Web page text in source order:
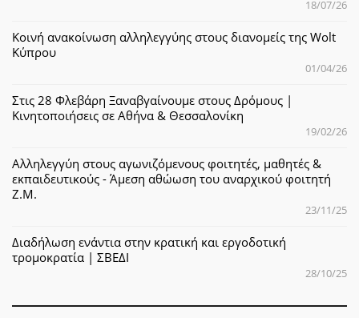
18/07/26
Κοινή ανακοίνωση αλληλεγγύης στους διανομείς της Wolt
Κύπρου
01/04/26
Στις 28 Φλεβάρη Ξαναβγαίνουμε στους Δρόμους |
Κινητοποιήσεις σε Αθήνα & Θεσσαλονίκη
19/02/26
Αλληλεγγύη στους αγωνιζόμενους φοιτητές, μαθητές &
εκπαιδευτικούς - Άμεση αθώωση του αναρχικού φοιτητή
Ζ.Μ.
23/11/25
Διαδήλωση ενάντια στην κρατική και εργοδοτική
τρομοκρατία | ΣΒΕΔΙ
28/10/25